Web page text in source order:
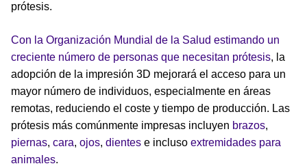
prótesis.
Con la Organización Mundial de la Salud estimando un
creciente número de personas que necesitan prótesis, la
adopción de la impresión 3D mejorará el acceso para un
mayor número de individuos, especialmente en áreas
remotas, reduciendo el coste y tiempo de producción. Las
prótesis más comúnmente impresas incluyen brazos,
piernas, cara, ojos, dientes e incluso extremidades para
animales.